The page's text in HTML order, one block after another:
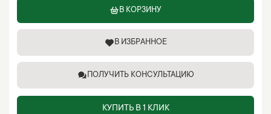
В КОРЗИНУ
В ИЗБРАННОЕ
ПОЛУЧИТЬ КОНСУЛЬТАЦИЮ
КУПИТЬ В 1 КЛИК